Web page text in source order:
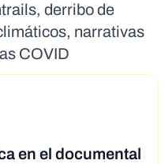
derribo de
narrativas
COVID
en el documental